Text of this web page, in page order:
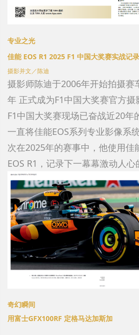
专业之光
佳能 EOS R1 2025 F1 中国大奖赛实战记录
摄影并文／陈迪
摄影师陈迪于2006年开始拍摄赛
年 正式成为F1中国大奖赛官方
F1中国大奖赛现场已奋战近20年
一直将佳能EOS系列专业影像系
次在2025年的赛事中，他使用佳
EOS R1，记录下一幕幕激动人心
奇幻瞬间
用富士GFX100RF 定格马达加斯加